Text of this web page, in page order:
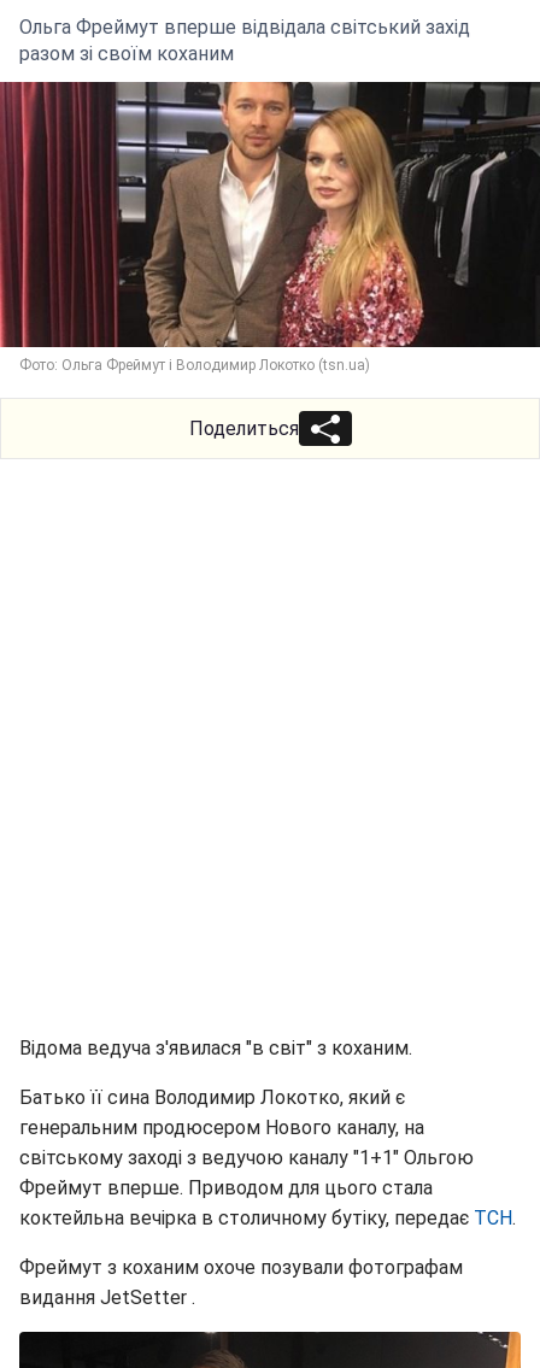
Ольга Фреймут вперше відвідала світський захід
разом зі своїм коханим
Фото: Ольга Фреймут і Володимир Локотко (tsn.ua)
Поделиться
Відома ведуча з'явилася "в світ" з коханим.
Батько її сина Володимир Локотко, який є
генеральним продюсером Нового каналу, на
світському заході з ведучою каналу "1+1" Ольгою
Фреймут вперше. Приводом для цього стала
коктейльна вечірка в столичному бутіку, передає ТСН.
Фреймут з коханим охоче позували фотографам
видання JetSetter .